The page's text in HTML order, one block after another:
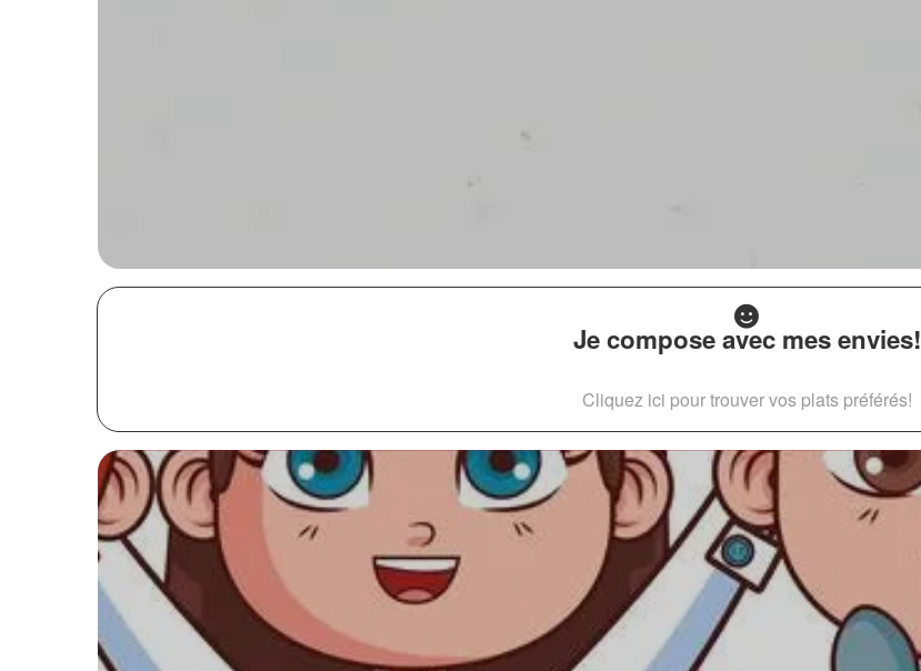
Je compose avec mes envies!
Cliquez ici pour trouver vos plats préférés!